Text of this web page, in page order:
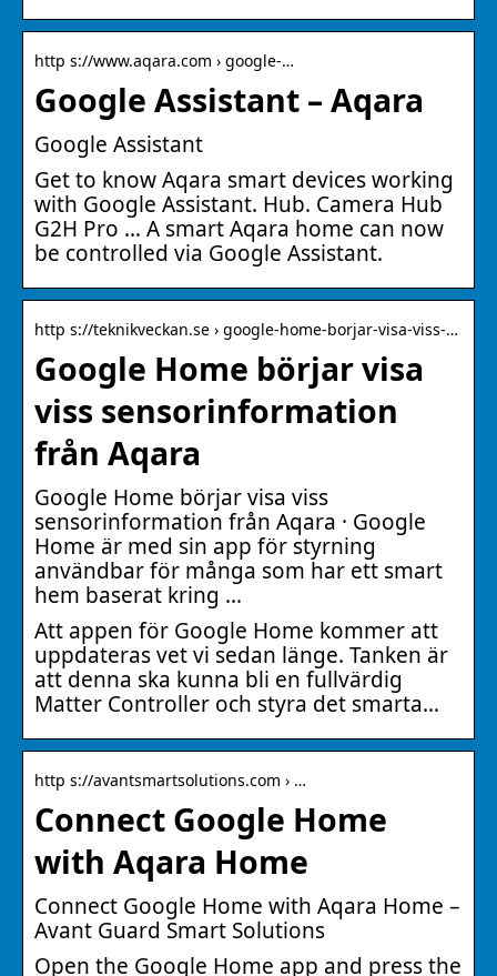
http s://www.aqara.com › google-…
Google Assistant – Aqara
Google Assistant
Get to know Aqara smart devices working
with Google Assistant. Hub. Camera Hub
G2H Pro … A smart Aqara home can now
be controlled via Google Assistant.
http s://teknikveckan.se › google-home-borjar-visa-viss-…
Google Home börjar visa
viss sensorinformation
från Aqara
Google Home börjar visa viss
sensorinformation från Aqara · Google
Home är med sin app för styrning
användbar för många som har ett smart
hem baserat kring …
Att appen för Google Home kommer att
uppdateras vet vi sedan länge. Tanken är
att denna ska kunna bli en fullvärdig
Matter Controller och styra det smarta…
http s://avantsmartsolutions.com › …
Connect Google Home
with Aqara Home
Connect Google Home with Aqara Home –
Avant Guard Smart Solutions
Open the Google Home app and press the